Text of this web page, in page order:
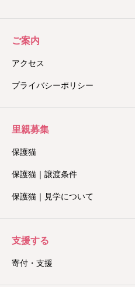
ご案内
アクセス
プライバシーポリシー
里親募集
保護猫
保護猫｜譲渡条件
保護猫｜見学について
支援する
寄付・支援